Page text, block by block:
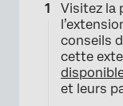
Visitez la
conseils
cette
et leurs